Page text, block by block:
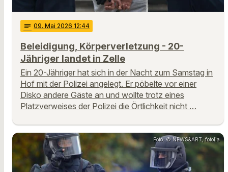
notes 09. Mai 2026 12:44
Beleidigung, Körperverletzung - 20-
Jähriger landet in Zelle
Ein 20-Jähriger hat sich in der Nacht zum Samstag in
Hof mit der Polizei angelegt. Er pöbelte vor einer
Disko andere Gäste an und wollte trotz eines
Platzverweises der Polizei die Örtlichkeit nicht …
Foto: © NEWS&ART, fotolia